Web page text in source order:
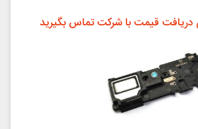
دریافت قیمت با شرکت تماس بگیرید